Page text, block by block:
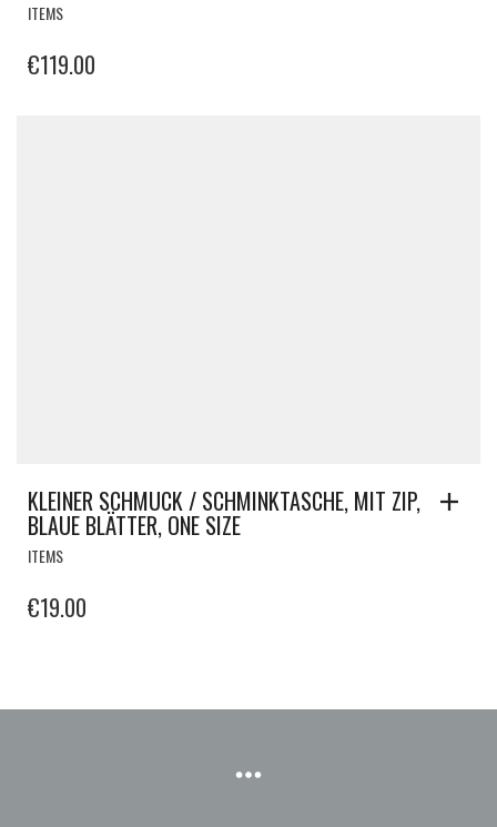
ITEMS
€119.00
KLEINER SCHMUCK / SCHMINKTASCHE, MIT ZIP,
BLAUE BLÄTTER, ONE SIZE
ITEMS
€19.00